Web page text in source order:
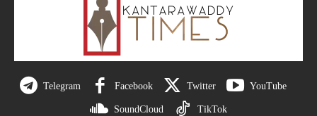
Telegram Facebook Twitter YouTube
SoundCloud TikTok